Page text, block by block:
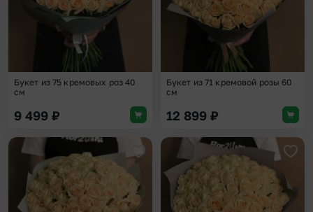
Букет из 75 кремовых роз 40
см
9 499 ₽
Букет из 71 кремовой розы 60
см
12 899 ₽
Добавить в избранное